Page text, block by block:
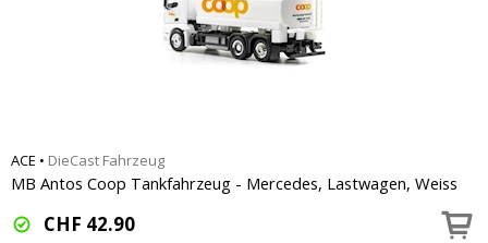
ACE • DieCast Fahrzeug
MB Antos Coop Tankfahrzeug - Mercedes, Lastwagen, Weiss
CHF 42.90